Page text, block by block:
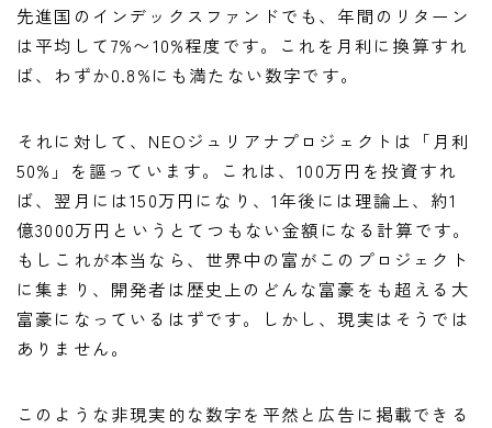
先進国のインデックスファンドでも、年間のリターン
は平均して7%〜10%程度です。これを月利に換算すれ
ば、わずか0.8%にも満たない数字です。
それに対して、NEOジュリアナプロジェクトは「月利
50%」を謳っています。これは、100万円を投資すれ
ば、翌月には150万円になり、1年後には理論上、約1
億3000万円というとてつもない金額になる計算です。
もしこれが本当なら、世界中の富がこのプロジェクト
に集まり、開発者は歴史上のどんな富豪をも超える大
富豪になっているはずです。しかし、現実はそうでは
ありません。
このような非現実的な数字を平然と広告に掲載できる